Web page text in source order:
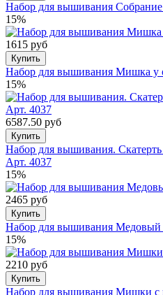
Набор для вышивания
15%
1615 руб
Купить
Набор для вышивания Мишка у
15%
6587.50 руб
Купить
Набор для вышивания.
Арт. 4037
15%
2465 руб
Купить
Набор для вышивания
15%
2210 руб
Купить
Набор для вышивания Мишки с